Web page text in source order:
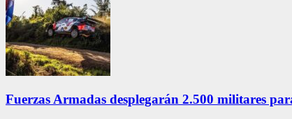
Fuerzas Armadas desplegarán 2.500 militares